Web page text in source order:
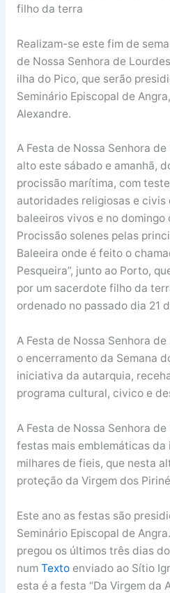
filho da terra
Realizam-se este fim de
de Nossa Senhora de
ilha do Pico, que serão
Seminário Episcopal de
Alexandre.
A Festa de Nossa Senhora
alto este sábado e amanhã,
procissão marítima, com
autoridades religiosas e civis
baleeiros vivos e no domingo
Procissão solenes pelas
Baleeira onde é feito o
Pesqueira”, junto ao Porto,
por um sacerdote filho da
ordenado no passado dia 21
A Festa de Nossa Senhora
o encerramento da Semana
iniciativa da autarquia,
programa cultural, civico e
A Festa de Nossa Senhora
festas mais emblemáticas da
milhares de fieis, que nesta
proteção da Virgem dos
Este ano as festas são
Seminário Episcopal de
pregou os últimos três dias
num Texto enviado ao Sítio
esta é a festa “Da Virgem da